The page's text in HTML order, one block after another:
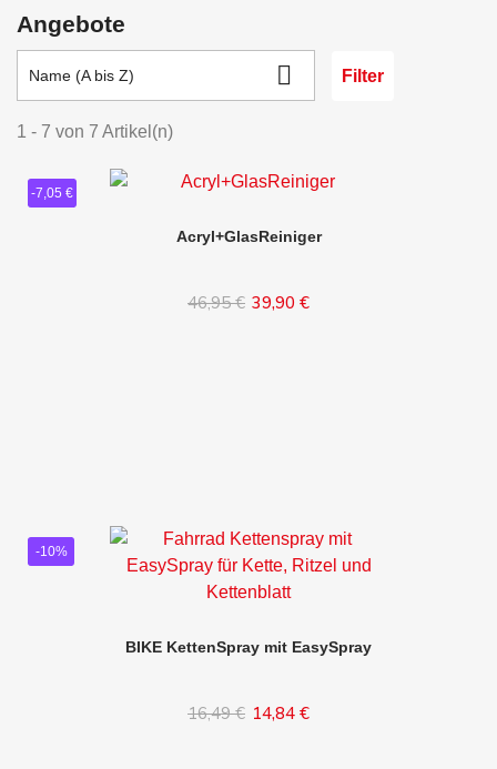
Angebote
Name (A bis Z)  Filter
1 - 7 von 7 Artikel(n)
-7,05 €
Acryl+GlasReiniger
46,95 € 39,90 €
In den Warenkorb
-10%
BIKE KettenSpray mit EasySpray
16,49 € 14,84 €
In den Warenkorb